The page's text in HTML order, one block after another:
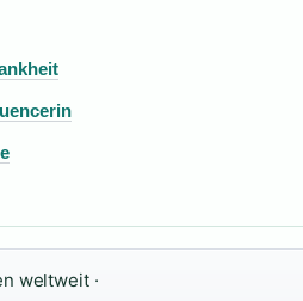
weltweit ·